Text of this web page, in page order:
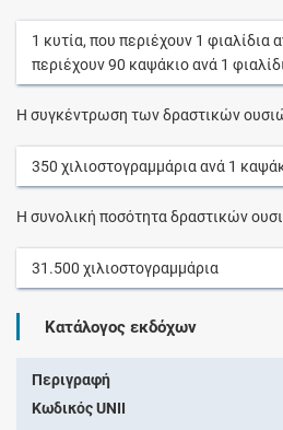
1 κυτία, που περιέχουν 1 φιαλίδια
περιέχουν90 καψάκιοανά 1
Η συγκέντρωση των δραστικών
350 χιλιοστογραμμάριαανά 1
Η συνολική ποσότητα δραστικών
31.500 χιλιοστογραμμάρια
Κατάλογος εκδόχων
Περιγραφή
Κωδικός UNII